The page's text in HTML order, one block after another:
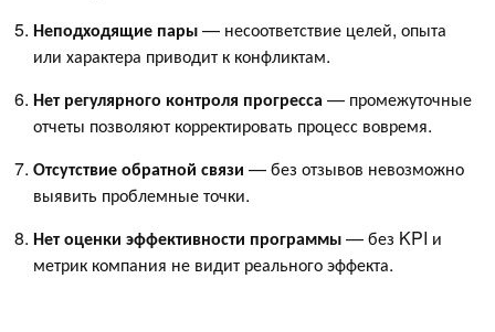
Неподходящие пары— несоответствие целей, опыта
или характера приводит к конфликтам.
Нет регулярного контроля прогресса — промежуточные
отчеты позволяют корректировать процесс вовремя.
Отсутствие обратной связи — без отзывов невозможно
выявить проблемные точки.
Нет оценки эффективности программы— без KPI и
метрик компания не видит реального эффекта.